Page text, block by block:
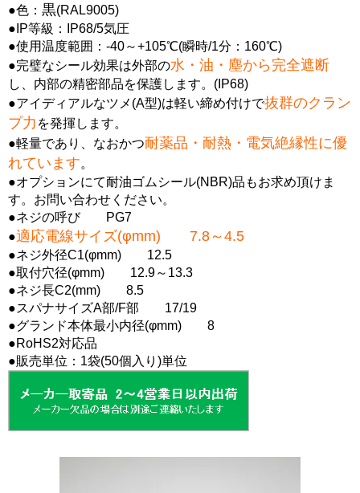
●色： 黒(RAL9005)
●IP等級：IP68/5気圧
●使用温度範囲：-40～+105℃(瞬時/1分：160℃)
●完璧なシール効果は外部の水・油・塵から完全遮断
し、内部の精密部品を保護します。(IP68)
●アイディアルなツメ(A型)は軽い締め付けで抜群のクラン
プ力 を発揮します。
●軽量であり、なおかつ耐薬品・耐熱・電気絶縁性に優
れています。
●オプションにて耐油ゴムシール(NBR)品もお求め頂けま
す。お問い合わせください。
●ネジの呼び PG7
●適応電線サイズ(φmm) 7.8～4.5
●ネジ外径C1(φmm) 12.5
●取付穴径(φmm) 12.9～13.3
●ネジ長C2(mm) 8.5
●スパナサイズA部/F部 17/19
●グランド本体最小内径(φmm) 8
●RoHS2対応品
●販売単位：1袋(50個入り)単位